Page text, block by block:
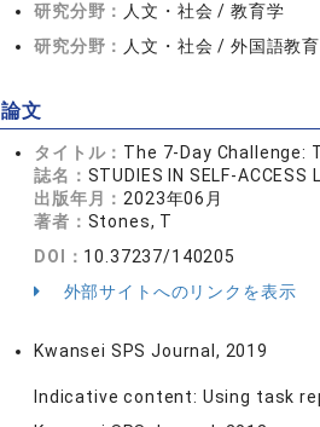
研究分野： 人文・社会 / 教育学
研究分野： 人文・社会 / 外国語教育
論文
タイトル： The 7-Day Challenge:
誌名： STUDIES IN SELF-
出版年月： 2023年06月
著者： Stones, T
DOI： 10.37237/140205
外部サイトへのリンクを表示
Kwansei SPS Journal, 2019
Indicative content: Using task